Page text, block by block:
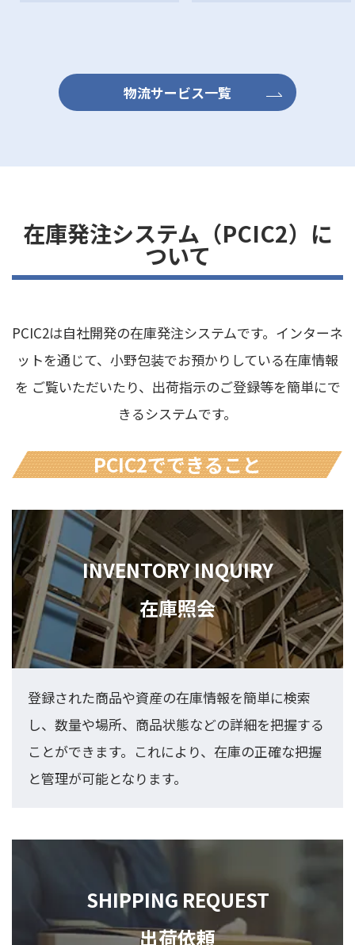
物流サービス一覧
在庫発注システム（PCIC2）に
ついて
PCIC2は自社開発の在庫発注システムです。インターネ
ットを通じて、小野包装でお預かりしている在庫情報
を ご覧いただいたり、出荷指示のご登録等を簡単にで
きるシステムです。
PCIC2でできること
INVENTORY INQUIRY
在庫照会
登録された商品や資産の在庫情報を簡単に検索
し、数量や場所、商品状態などの詳細を把握する
ことができます。これにより、在庫の正確な把握
と管理が可能となります。
SHIPPING REQUEST
出荷依頼